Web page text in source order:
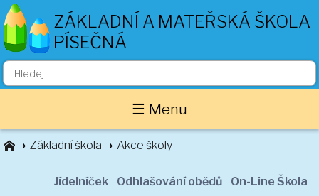
ZÁKLADNÍ A MATEŘSKÁ ŠKOLA
PÍSEČNÁ
☰ Menu
Zaměstnanci
Důležité informace
Základní škola Akce školy
On-Line Škola
Odhlašování obědů
Jídelníček